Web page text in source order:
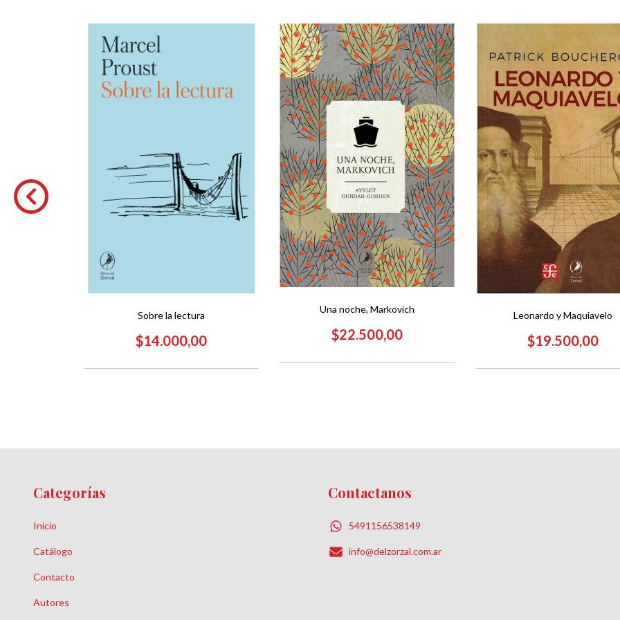
Sobre la lectura
$14.000,00
Una noche, Markovich
$22.500,00
Leonardo y Maquiavelo
$19.500,00
Categorías
Inicio
Catálogo
Contacto
Autores
Contactanos
5491156538149
info@delzorzal.com.ar